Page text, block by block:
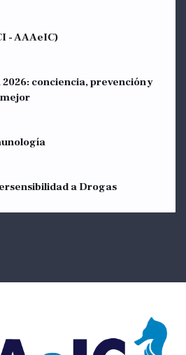
- AAAeIC)
conciencia, prevención y
a Drogas